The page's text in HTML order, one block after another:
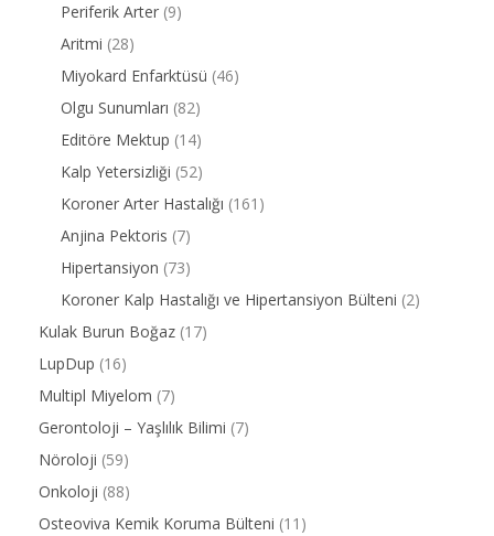
Periferik Arter (9)
Aritmi (28)
Miyokard Enfarktüsü (46)
Olgu Sunumları (82)
Editöre Mektup (14)
Kalp Yetersizliği (52)
Koroner Arter Hastalığı (161)
Anjina Pektoris (7)
Hipertansiyon (73)
Koroner Kalp Hastalığı ve Hipertansiyon Bülteni (2)
Kulak Burun Boğaz (17)
LupDup (16)
Multipl Miyelom (7)
Gerontoloji – Yaşlılık Bilimi (7)
Nöroloji (59)
Onkoloji (88)
Osteoviva Kemik Koruma Bülteni (11)